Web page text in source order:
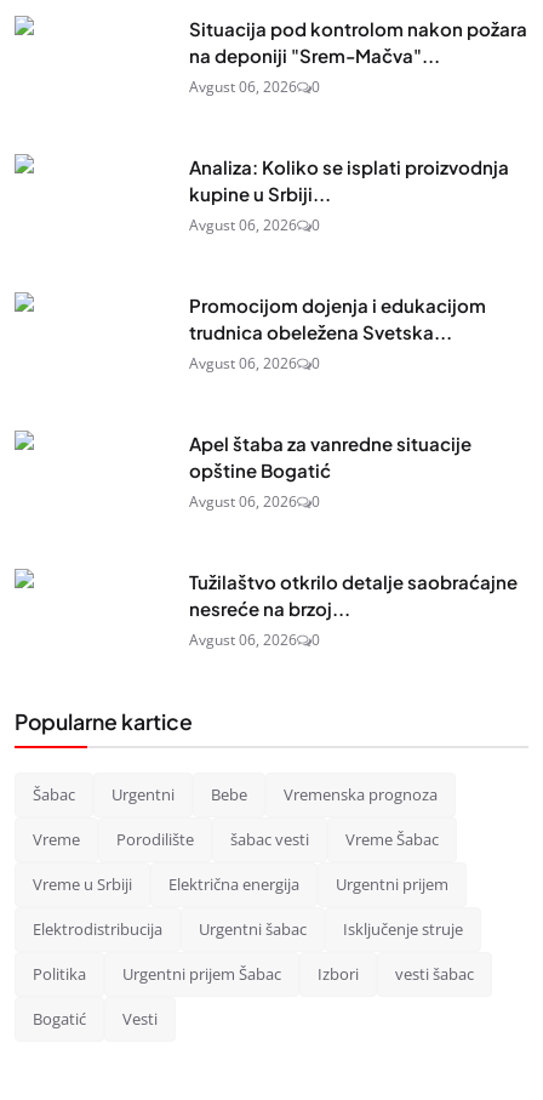
Situacija pod kontrolom nakon požara
na deponiji "Srem-Mačva"...
Avgust 06, 2026 0
Analiza: Koliko se isplati proizvodnja
kupine u Srbiji...
Avgust 06, 2026 0
Promocijom dojenja i edukacijom
trudnica obeležena Svetska...
Avgust 06, 2026 0
Apel štaba za vanredne situacije
opštine Bogatić
Avgust 06, 2026 0
Tužilaštvo otkrilo detalje saobraćajne
nesreće na brzoj...
Avgust 06, 2026 0
Popularne kartice
Šabac Urgentni Bebe Vremenska prognoza
Vreme Porodilište šabac vesti Vreme Šabac
Vreme u Srbiji Električna energija Urgentni prijem
Elektrodistribucija Urgentni šabac Isključenje struje
Politika Urgentni prijem Šabac Izbori vesti šabac
Bogatić Vesti